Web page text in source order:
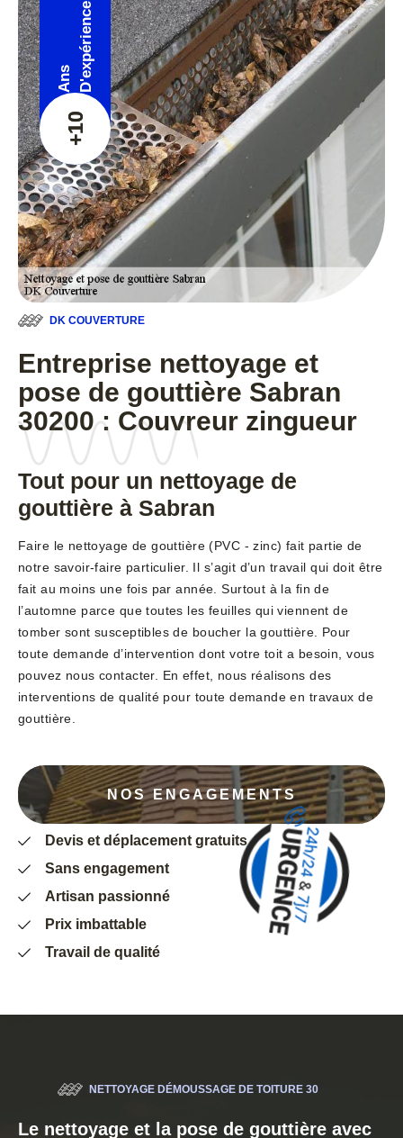
+10
Ans D'expérience
DK COUVERTURE
Entreprise nettoyage et
pose de gouttière Sabran
30200 : Couvreur zingueur
Tout pour un nettoyage de
gouttière à Sabran
Faire le nettoyage de gouttière (PVC - zinc) fait partie de
notre savoir-faire particulier. Il s’agit d’un travail qui doit être
fait au moins une fois par année. Surtout à la fin de
l’automne parce que toutes les feuilles qui viennent de
tomber sont susceptibles de boucher la gouttière. Pour
toute demande d’intervention dont votre toit a besoin, vous
pouvez nous contacter. En effet, nous réalisons des
interventions de qualité pour toute demande en travaux de
gouttière.
NOS ENGAGEMENTS
Devis et déplacement gratuits
Sans engagement
Artisan passionné
Prix imbattable
Travail de qualité
NETTOYAGE DÉMOUSSAGE DE TOITURE 30
Le nettoyage et la pose de gouttière avec